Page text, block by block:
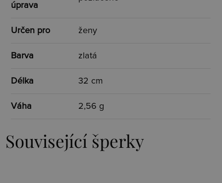
úprava
Určen pro ženy
Barva zlatá
Délka 32 cm
Váha 2,56 g
Související šperky